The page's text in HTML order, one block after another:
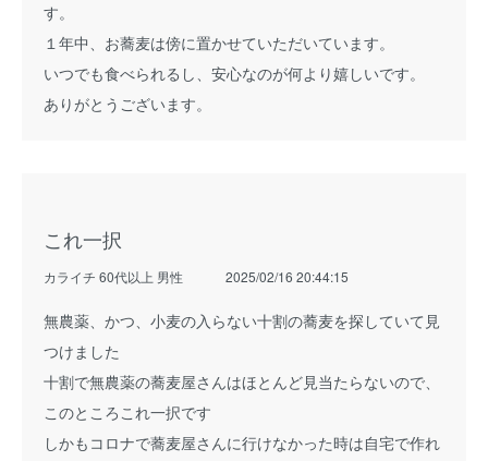
す。
１年中、お蕎麦は傍に置かせていただいています。
いつでも食べられるし、安心なのが何より嬉しいです。
ありがとうございます。
これ一択
カライチ 60代以上 男性 2025/02/16 20:44:15
無農薬、かつ、小麦の入らない十割の蕎麦を探していて見
つけました
十割で無農薬の蕎麦屋さんはほとんど見当たらないので、
このところこれ一択です
しかもコロナで蕎麦屋さんに行けなかった時は自宅で作れ